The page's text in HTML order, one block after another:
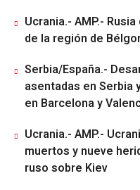
Ucrania.- AMP.-
de la región de
Serbia/España.-
asentadas en Serbia
en Barcelona y
Ucrania.- AMP.-
muertos y nueve
ruso sobre Kiev